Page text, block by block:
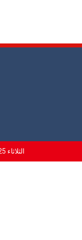
الثلاثاء 25 فيفري 2025